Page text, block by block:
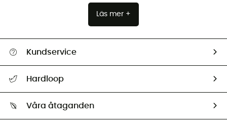
Läs mer +
Kundservice
Retur & återbetalning
Hardloop
Våra åtaganden